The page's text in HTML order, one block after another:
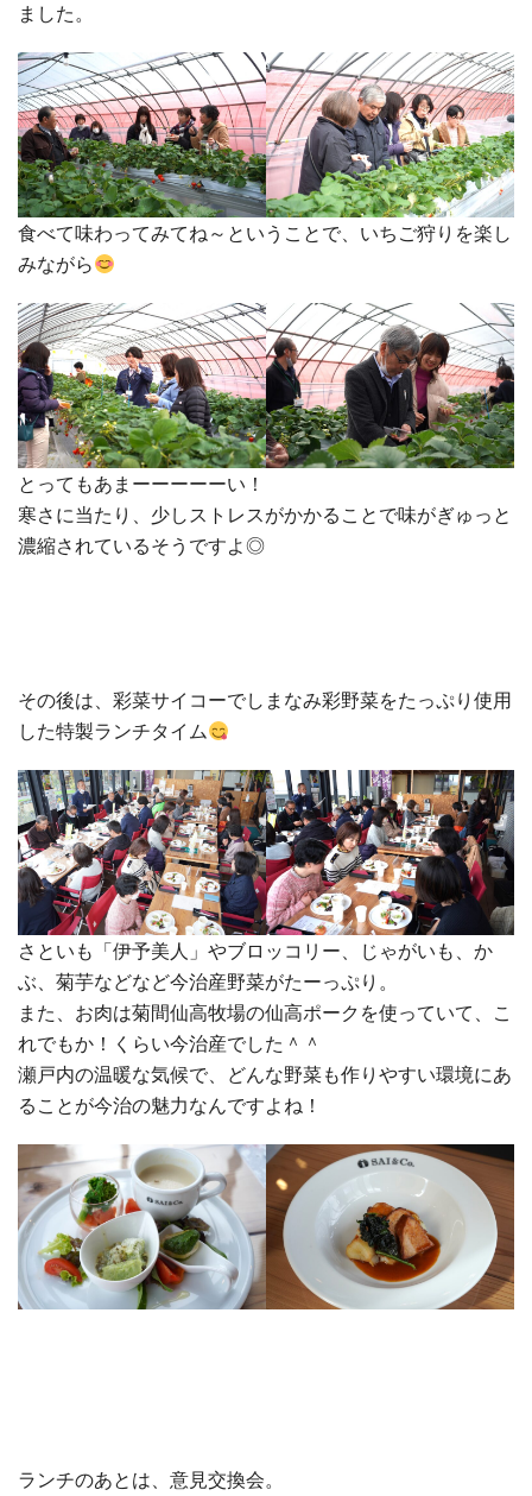
ました。
食べて味わってみてね～ということで、いちご狩りを楽し
みながら
とってもあまーーーーーい！
寒さに当たり、少しストレスがかかることで味がぎゅっと
濃縮されているそうですよ◎
その後は、彩菜サイコーでしまなみ彩野菜をたっぷり使用
した特製ランチタイム
さといも「伊予美人」やブロッコリー、じゃがいも、か
ぶ、菊芋などなど今治産野菜がたーっぷり。
また、お肉は菊間仙高牧場の仙高ポークを使っていて、こ
れでもか！くらい今治産でした＾＾
瀬戸内の温暖な気候で、どんな野菜も作りやすい環境にあ
ることが今治の魅力なんですよね！
ランチのあとは、意見交換会。